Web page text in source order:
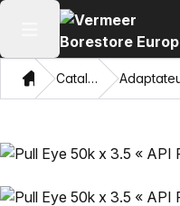
Ouvrir le menu principal
DomicileCatalogue